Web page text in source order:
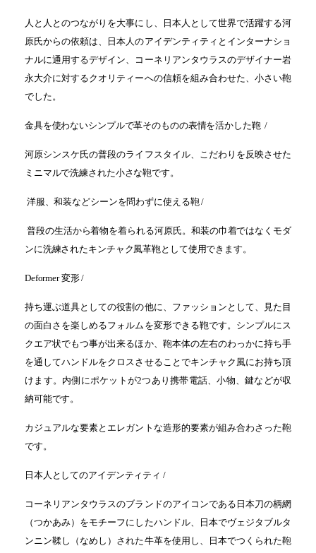
人と人とのつながりを大事にし、日本人として世界で活躍する河
原氏からの依頼は、日本人のアイデンティティとインターナショ
ナルに通用するデザイン、コーネリアンタウラスのデザイナー岩
永大介に対するクオリティーへの信頼を組み合わせた、小さい鞄
でした。
金具を使わないシンプルで革そのものの表情を活かした鞄 /
河原シンスケ氏の普段のライフスタイル、こだわりを反映させた
ミニマルで洗練された小さな鞄です。
洋服、和装などシーンを問わずに使える鞄/
普段の生活から着物を着られる河原氏。和装の巾着ではなくモダ
ンに洗練されたキンチャク風革鞄として使用できます。
Deformer 変形 /
持ち運ぶ道具としての役割の他に、ファッションとして、見た目
の面白さを楽しめるフォルムを変形できる鞄です。シンプルにス
クエア状でもつ事が出来るほか、鞄本体の左右のわっかに持ち手
を通してハンドルをクロスさせることでキンチャク風にお持ち頂
けます。内側にポケットが2つあり携帯電話、小物、鍵などが収
納可能です。
カジュアルな要素とエレガントな造形的要素が組み合わさった鞄
です。
日本人としてのアイデンティティ /
コーネリアンタウラスのブランドのアイコンである日本刀の柄網
（つかあみ）をモチーフにしたハンドル、日本でヴェジタブルタ
ンニン鞣し（なめし）された牛革を使用し、日本でつくられた鞄